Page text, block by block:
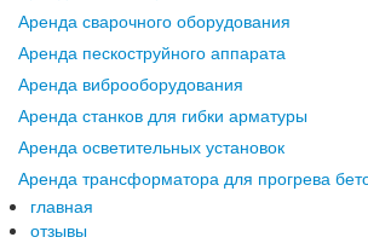
Аренда сварочного оборудования
Аренда пескоструйного аппарата
Аренда виброоборудования
Аренда станков для гибки арматуры
Аренда осветительных установок
Аренда трансформатора для прогрева
главная
отзывы